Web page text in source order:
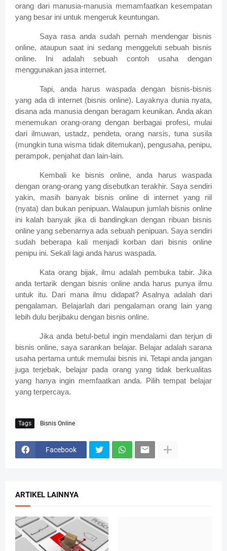
orang dari manusia-manusia memamfaatkan kesempatan
yang besar ini untuk mengeruk keuntungan.
Saya rasa anda sudah pernah mendengar bisnis
online, ataupun saat ini sedang menggeluti sebuah bisnis
online. Ini adalah sebuah contoh usaha dengan
menggunakan jasa internet.
Tapi, anda harus waspada dengan bisnis-bisnis
yang ada di internet (bisnis online). Layaknya dunia nyata,
disana ada manusia dengan beragam keunikan. Anda akan
menemukan orang-orang dengan berbagai profesi, mulai
dari ilmuwan, ustadz, pendeta, orang narsis, tuna susila
(mungkin tuna wisma tidak ditemukan), pengusaha, penipu,
perampok, penjahat dan lain-lain.
Kembali ke bisnis online, anda harus waspada
dengan orang-orang yang disebutkan terakhir. Saya sendiri
yakin, masih banyak bisnis online di internet yang riil
(nyata) dan bukan penipuan. Walaupun jumlah bisnis online
ini kalah banyak jika di bandingkan dengan ribuan bisnis
online yang sebenarnya ada sebuah penipuan. Saya sendiri
sudah beberapa kali menjadi korban dari bisnis online
penipu ini. Sekali lagi anda harus waspada.
Kata orang bijak, ilmu adalah pembuka tabir. Jika
anda tertarik dengan bisnis online anda harus punya ilmu
untuk itu. Dari mana ilmu didapat? Asalnya adalah dari
pengalaman. Belajarlah dari pengalaman orang lain yang
lebih dulu berjibaku dengan bisnis online.
Jika anda betul-betul ingin mendalami dan terjun di
bisnis online, saya sarankan belajar. Belajar adalah sarana
usaha pertama untuk memulai bisnis ini. Tetapi anda jangan
juga terjebak, belajar pada orang yang tidak berkualitas
yang hanya ingin memfaatkan anda. Pilih tempat belajar
yang terpercaya.
Tags Bisnis Online
Facebook
ARTIKEL LAINNYA